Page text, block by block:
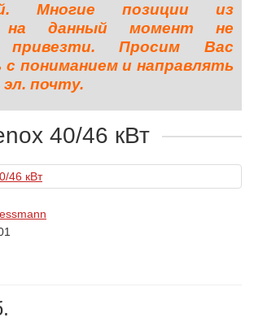
Многие позиции из
на данный момент не
привезти. Просим Вас
пониманием и направлять
почту.
40/46 кВт